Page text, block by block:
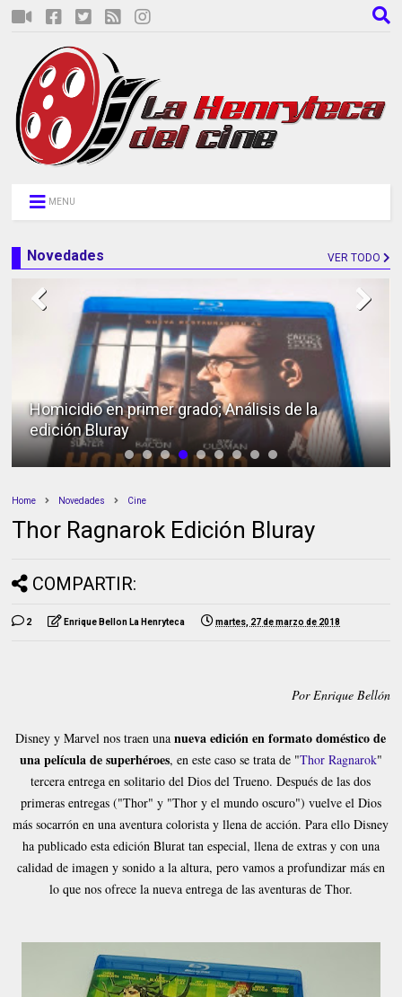
MENU
Novedades VER TODO
Homicidio en primer grado; Análisis de la
edición Bluray
Home Novedades Cine
Thor Ragnarok Edición Bluray
COMPARTIR:
2 Enrique Bellon La Henryteca martes, 27 de marzo de 2018
Por Enrique Bellón
Disney y Marvel nos traen unanueva edición en formato doméstico de
una película de superhéroes, en este caso se trata de "Thor Ragnarok"
tercera entrega en solitario del Dios del Trueno. Después de las dos
primeras entregas ("Thor" y "Thor y el mundo oscuro") vuelve el Dios
más socarrón en una aventura colorista y llena de acción. Para ello Disney
ha publicado esta edición Blurat tan especial, llena de extras y con una
calidad de imagen y sonido a la altura, pero vamos a profundizar más en
lo que nos ofrece la nueva entrega de las aventuras de Thor.